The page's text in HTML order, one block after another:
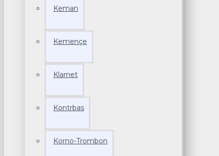
Keman
Kemençe
Klarnet
Kontrbas
Korno-Trombon